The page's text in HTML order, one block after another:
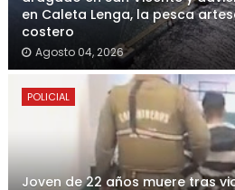
en Caleta Lenga, la pesca
costero
Agosto 04, 2026
POLICIAL
Joven de 22 años muere tras